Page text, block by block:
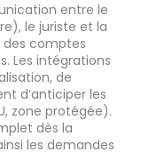
entre le
le juriste et la
des comptes
Les intégrations
de
d’anticiper les
zone protégée).
dès la
les demandes